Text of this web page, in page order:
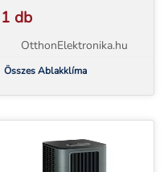
1 db
OtthonElektronika.hu
Összes Ablakklíma